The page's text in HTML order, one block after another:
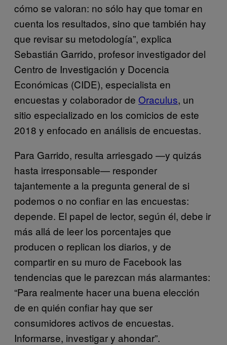
cómo se valoran: no sólo hay que tomar en
cuenta los resultados, sino que también hay
que revisar su metodología”, explica
Sebastián Garrido, profesor investigador del
Centro de Investigación y Docencia
Económicas (CIDE), especialista en
encuestas y colaborador de Oraculus, un
sitio especializado en los comicios de este
2018 y enfocado en análisis de encuestas.
Para Garrido, resulta arriesgado —y quizás
hasta irresponsable— responder
tajantemente a la pregunta general de si
podemos o no confiar en las encuestas:
depende. El papel de lector, según él, debe ir
más allá de leer los porcentajes que
producen o replican los diarios, y de
compartir en su muro de Facebook las
tendencias que le parezcan más alarmantes:
“Para realmente hacer una buena elección
de en quién confiar hay que ser
consumidores activos de encuestas.
Informarse, investigar y ahondar”.